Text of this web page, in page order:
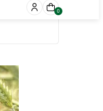
0